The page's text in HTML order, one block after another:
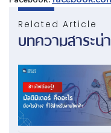
Related Article
บทความสาระ